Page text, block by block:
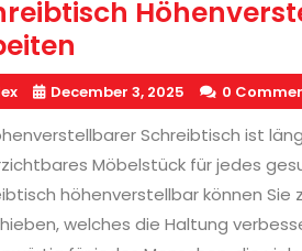
December 3, 2025 0
Schreibtisch ist
Möbelstück für jedes
höhenverstellbar können
welches die Haltung